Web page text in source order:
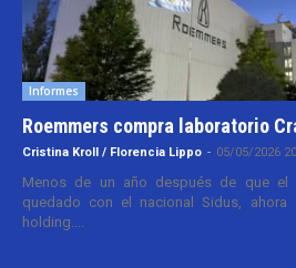
Informes
Roemmers compra laboratorio
Cristina Kroll / Florencia Lippo - 05/05/2026
Menos de un año después de que el
quedado con el nacional Sidus,
holding....